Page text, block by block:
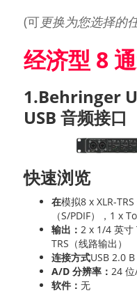
(可更换为您选择的
经济型 8
1.Behringer
USB 音频接口
快速浏览
在模拟8 x XLR-
（S/PDIF），1 x
输出： 2 x 1/4 英寸
TRS（线路输出）
连接方式USB 2.0 B
A/D 分辨率： 24
软件： 无